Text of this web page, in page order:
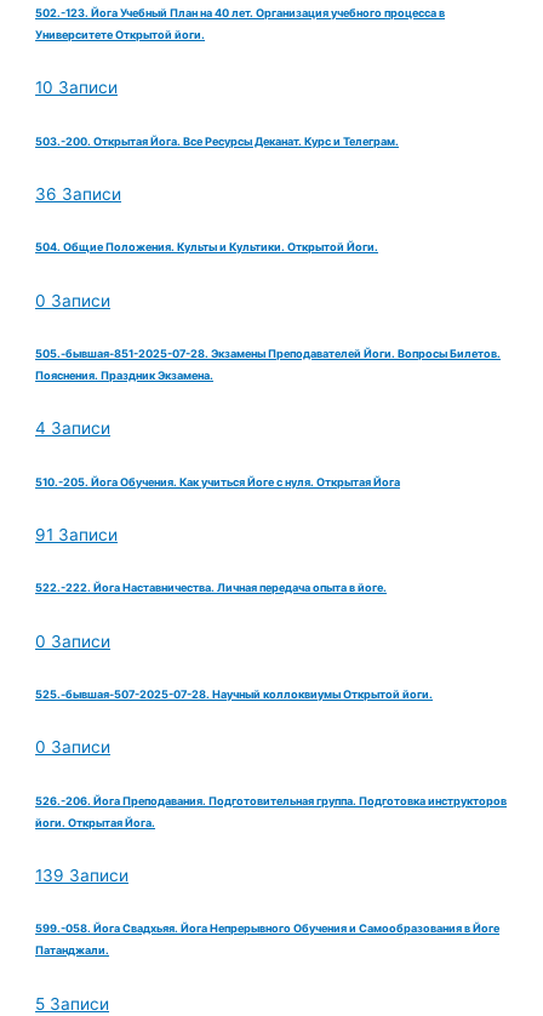
502.-123. Йога Учебный План на 40 лет. Организация учебного процесса в
Университете Открытой йоги.
10 Записи
503.-200. Открытая Йога. Все Ресурсы Деканат. Курс и Телеграм.
36 Записи
504. Общие Положения. Культы и Культики. Открытой Йоги.
0 Записи
505.-бывшая-851-2025-07-28. Экзамены Преподавателей Йоги. Вопросы Билетов.
Пояснения. Праздник Экзамена.
4 Записи
510.-205. Йога Обучения. Как учиться Йоге с нуля. Открытая Йога
91 Записи
522.-222. Йога Наставничества. Личная передача опыта в йоге.
0 Записи
525.-бывшая-507-2025-07-28. Научный коллоквиумы Открытой йоги.
0 Записи
526.-206. Йога Преподавания. Подготовительная группа. Подготовка инструкторов
йоги. Открытая Йога.
139 Записи
599.-058. Йога Свадхьяя. Йога Непрерывного Обучения и Самообразования в Йоге
Патанджали.
5 Записи